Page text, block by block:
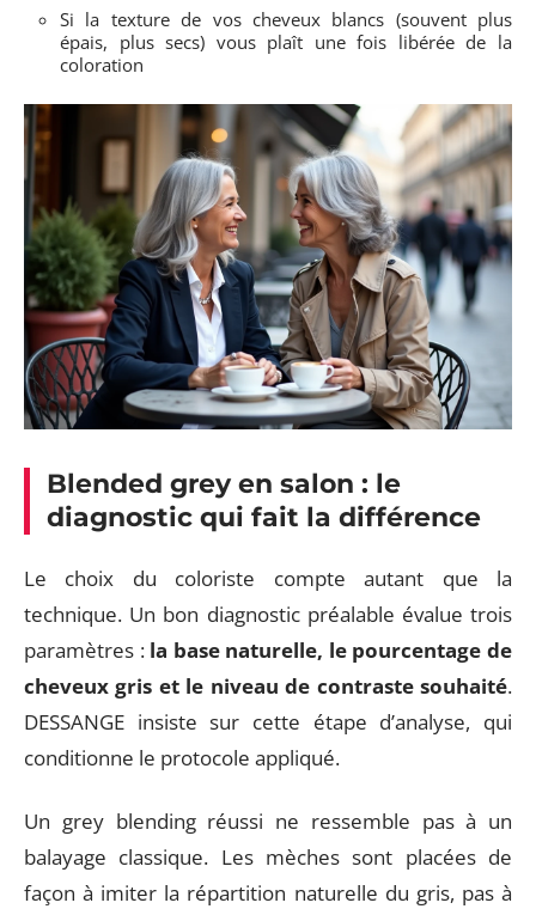
Si la texture de vos cheveux blancs (souvent plus
épais, plus secs) vous plaît une fois libérée de la
coloration
Blended grey en salon : le
diagnostic qui fait la différence
Le choix du coloriste compte autant que la
technique. Un bon diagnostic préalable évalue trois
paramètres : la base naturelle, le pourcentage de
cheveux gris et le niveau de contraste souhaité.
DESSANGE insiste sur cette étape d’analyse, qui
conditionne le protocole appliqué.
Un grey blending réussi ne ressemble pas à un
balayage classique. Les mèches sont placées de
façon à imiter la répartition naturelle du gris, pas à